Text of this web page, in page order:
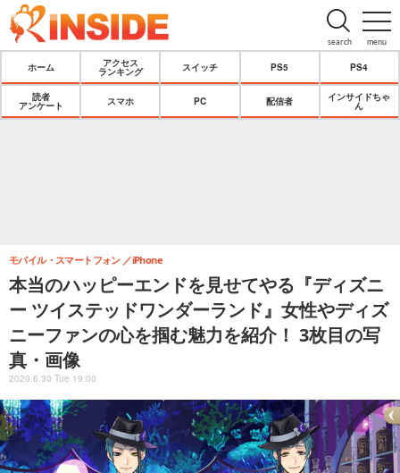
menu
search
ホーム
アクセス
ランキング
スイッチ PS5 PS4
読者
アンケート
スマホ PC 配信者
インサイドちゃ
ん
本当のハッピーエンドを見せてやる『ディズニ
ー ツイステッドワンダーランド』女性やディズ
ニーファンの心を掴む魅力を紹介！ 3枚目の写
真・画像
モバイル・スマートフォン iPhone
2020.6.30 Tue 19:00